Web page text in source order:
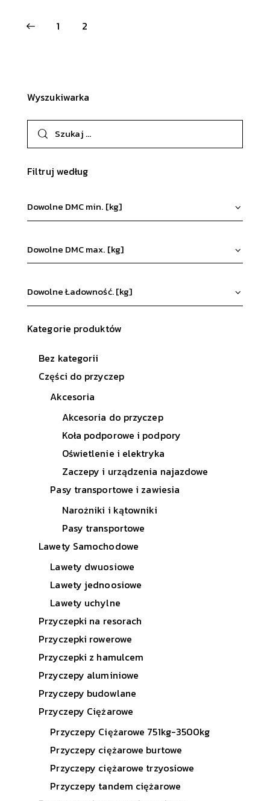
1 2
Wyszukiwarka
Filtruj według
Kategorie produktów
Bez kategorii
Części do przyczep
Akcesoria
Akcesoria do przyczep
Koła podporowe i podpory
Oświetlenie i elektryka
Zaczepy i urządzenia najazdowe
Pasy transportowe i zawiesia
Narożniki i kątowniki
Pasy transportowe
Lawety Samochodowe
Lawety dwuosiowe
Lawety jednoosiowe
Lawety uchylne
Przyczepki na resorach
Przyczepki rowerowe
Przyczepki z hamulcem
Przyczepy aluminiowe
Przyczepy budowlane
Przyczepy Ciężarowe
Przyczepy Ciężarowe 751kg-3500kg
Przyczepy ciężarowe burtowe
Przyczepy ciężarowe trzyosiowe
Przyczepy tandem ciężarowe